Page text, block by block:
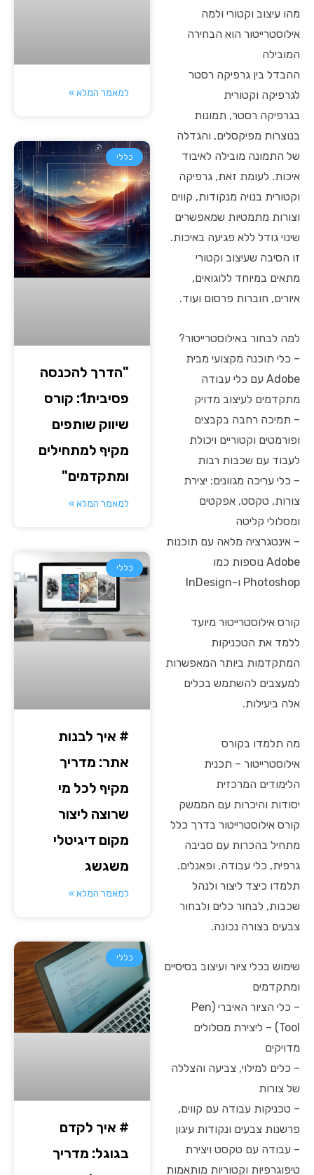
מהו עיצוב וקטורי ולמה
אילוסטרייטור הוא הבחירה
המובילה
ההבדל בין גרפיקה רסטר
לגרפיקה וקטורית
בגרפיקה רסטר, תמונות
בנוצרות מפיקסלים, והגדלה
של התמונה מובילה לאיבוד
איכות. לעומת זאת, גרפיקה
וקטורית בנויה מנקודות, קווים
וצורות מתמטיות שמאפשרים
שינוי גודל ללא פגיעה באיכות.
זו הסיבה שעיצוב וקטורי
מתאים במיוחד ללוגואים,
איורים, חוברות פרסום ועוד.
למה לבחור באילוסטרייטור?
– כלי תוכנה מקצועי מבית
Adobe עם כלי עבודה
מתקדמים לעיצוב מדויק
– תמיכה רחבה בקבצים
ופורמטים וקטוריים ויכולת
לעבוד עם שכבות רבות
– כלי עריכה מגוונים: יצירת
צורות, טקסט, אפקטים
ומסלולי קליטה
– אינטגרציה מלאה עם תוכנות
Adobe נוספות כמו
Photoshop ו-InDesign
קורס אילוסטרייטור מיועד
ללמד את הטכניקות
המתקדמות ביותר המאפשרות
למעצבים להשתמש בכלים
אלה ביעילות.
מה תלמדו בקורס
אילוסטרייטור – תכנית
הלימודים המרכזית
יסודות והיכרות עם הממשק
קורס אילוסטרייטור בדרך כלל
מתחיל בהכרות עם סביבה
גרפית, כלי עבודה, ופאנלים.
תלמדו כיצד ליצור ולנהל
שכבות, לבחור כלים ולבחור
צבעים בצורה נכונה.
שימוש בכלי ציור ועיצוב בסיסיים
ומתקדמים
– כלי הציור האיברי (Pen
Tool) – ליצירת מסלולים
מדויקים
– כלים למילוי, צביעה והצללה
של צורות
– טכניקות עבודה עם קווים,
פרשנות צבעים ונקודות עיגון
– עבודה עם טקסט ויצירת
טיפוגרפיות וקטוריות מותאמות
למאמר המלא »
כללי
"הדרך להכנסה
פסיבית1: קורס
שיווק שותפים
מקיף למתחילים
ומתקדמים"
למאמר המלא »
כללי
# איך לבנות
אתר: מדריך
מקיף לכל מי
שרוצה ליצור
מקום דיגיטלי
משגשג
למאמר המלא »
כללי
# איך לקדם
בגוגל: מדריך